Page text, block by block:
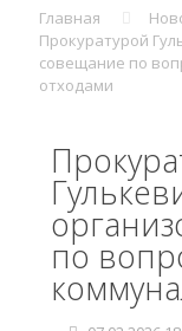
Главная
Прокуратурой
совещание по
отходами
по